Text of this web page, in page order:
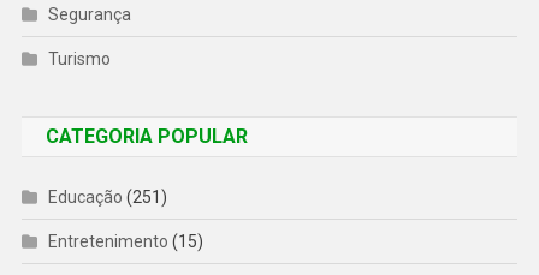
Segurança
Turismo
CATEGORIA POPULAR
Educação (251)
Entretenimento (15)